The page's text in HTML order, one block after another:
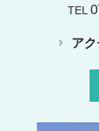
TEL
ア